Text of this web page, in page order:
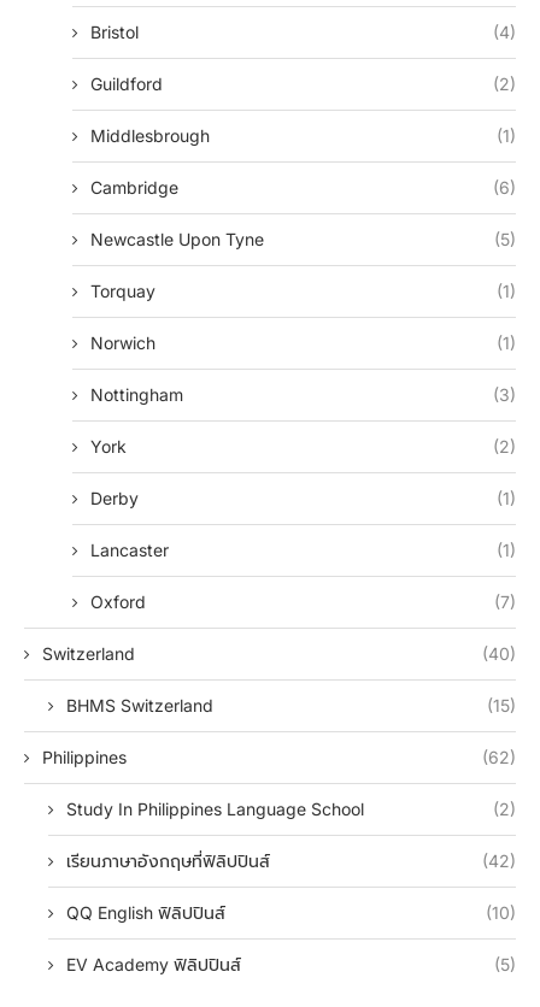
Bristol (4)
Guildford (2)
Middlesbrough (1)
Cambridge (6)
Newcastle Upon Tyne (5)
Torquay (1)
Norwich (1)
Nottingham (3)
York (2)
Derby (1)
Lancaster (1)
Oxford (7)
Switzerland (40)
BHMS Switzerland (15)
Philippines (62)
Study In Philippines Language School (2)
เรียนภาษาอังกฤษที่ฟิลิปปินส์ (42)
QQ English ฟิลิปปินส์ (10)
EV Academy ฟิลิปปินส์ (5)